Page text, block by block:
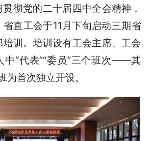
彻党的二十届四中全会精神，
直工会于11月下旬启动三期省
训。培训设有工会主席、工会
中“代表”“委员”三个班次——其
为首次独立开设。